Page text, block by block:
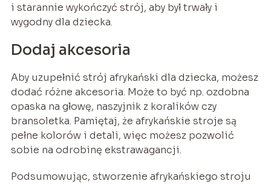
i starannie wykończyć strój, aby był trwały i
wygodny dla dziecka.
Dodaj akcesoria
Aby uzupełnić strój afrykański dla dziecka, możesz
dodać różne akcesoria. Może to być np. ozdobna
opaska na głowę, naszyjnik z koralików czy
bransoletka. Pamiętaj, że afrykańskie stroje są
pełne kolorów i detali, więc możesz pozwolić
sobie na odrobinę ekstrawagancji.
Podsumowując, stworzenie afrykańskiego stroju